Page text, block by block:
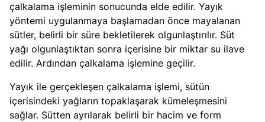
çalkalama işleminin sonucunda elde edilir. Yayık
yöntemi uygulanmaya başlamadan önce mayalanan
sütler, belirli bir süre bekletilerek olgunlaştırılır. Süt
yağı olgunlaştıktan sonra içerisine bir miktar su ilave
edilir. Ardından çalkalama işlemine geçilir.
Yayık ile gerçekleşen çalkalama işlemi, sütün
içerisindeki yağların topaklaşarak kümeleşmesini
sağlar. Sütten ayrılarak belirli bir hacim ve form